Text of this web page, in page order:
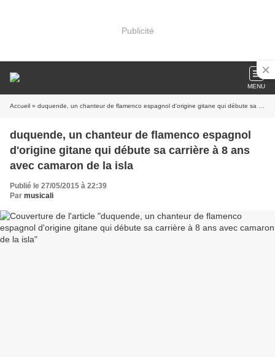
Publicité
MENU
Accueil » duquende, un chanteur de flamenco espagnol d'origine gitane qui débute sa carrière à 8 ans avec camaron de la isla
duquende, un chanteur de flamenco espagnol
d'origine gitane qui débute sa carrière à 8 ans
avec camaron de la isla
Publié le 27/05/2015 à 22:39
Par musicali